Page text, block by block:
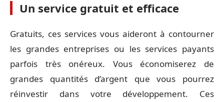
Un service gratuit et efficace
Gratuits, ces services vous aideront à contourner
les grandes entreprises ou les services payants
parfois très onéreux. Vous économiserez de
grandes quantités d’argent que vous pourrez
réinvestir dans votre développement. Ces